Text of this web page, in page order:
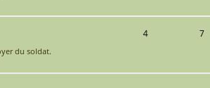
du soldat.
4 7